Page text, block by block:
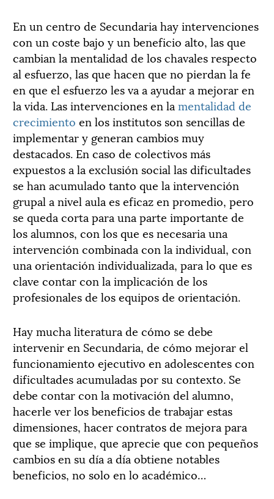
En un centro de Secundaria hay intervenciones
con un coste bajo y un beneficio alto, las que
cambian la mentalidad de los chavales respecto
al esfuerzo, las que hacen que no pierdan la fe
en que el esfuerzo les va a ayudar a mejorar en
la vida. Las intervenciones en la mentalidad de
crecimiento en los institutos son sencillas de
implementar y generan cambios muy
destacados. En caso de colectivos más
expuestos a la exclusión social las dificultades
se han acumulado tanto que la intervención
grupal a nivel aula es eficaz en promedio, pero
se queda corta para una parte importante de
los alumnos, con los que es necesaria una
intervención combinada con la individual, con
una orientación individualizada, para lo que es
clave contar con la implicación de los
profesionales de los equipos de orientación.
Hay mucha literatura de cómo se debe
intervenir en Secundaria, de cómo mejorar el
funcionamiento ejecutivo en adolescentes con
dificultades acumuladas por su contexto. Se
debe contar con la motivación del alumno,
hacerle ver los beneficios de trabajar estas
dimensiones, hacer contratos de mejora para
que se implique, que aprecie que con pequeños
cambios en su día a día obtiene notables
beneficios, no solo en lo académico…